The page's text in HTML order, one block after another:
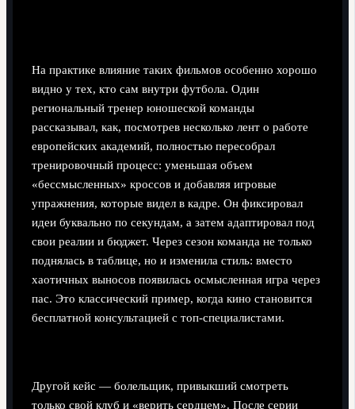
На практике влияние таких фильмов особенно хорошо
видно у тех, кто сам внутри футбола. Один
региональный тренер юношеской команды
рассказывал, как, посмотрев несколько лент о работе
европейских академий, полностью пересобрал
тренировочный процесс: уменьшая объем
«бессмысленных» кроссов и добавляя игровые
упражнения, которые видел в кадре. Он фиксировал
идеи буквально по секундам, а затем адаптировал под
свои реалии и бюджет. Через сезон команда не только
поднялась в таблице, но и изменила стиль: вместо
хаотичных выносов появилась осмысленная игра через
пас. Это классический пример, когда кино становится
бесплатной консультацией с топ‑специалистами.
Другой кейс — болельщик, привыкший смотреть
только свой клуб и «верить сердцем». После серии